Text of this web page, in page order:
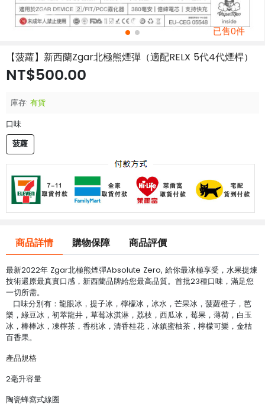
已售0件
【菠蘿】新西蘭Zgar北極熊煙彈（適配RELX 5代4代煙桿）
NT$500.00
庫存: 有貨
口味
菠蘿
商品詳情 購物保障 商品評價
最新2022年 Zgar北極熊煙彈Absolute Zero, 給你最冰極享受，水果提煉
技術還原最真實口感，新西蘭品牌給您最高品質。首批23種口味，滿足您
一切所需。
口味分別有：龍眼冰，提子冰，檸檬冰，冰水，芒果冰，菠蘿橙子，芭
樂，綠豆冰，初萃龍井，草莓冰淇淋，荔枝，西瓜冰，莓果，薄荷，白玉
冰，棒棒冰，凍檸茶，香桃冰，清香桂花，冰鎮蜜柚茶，檸檬可樂，金桔
百香果。
產品規格
2毫升容量
陶瓷蜂窩式線圈